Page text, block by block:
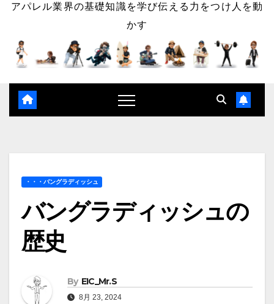
アパレル業界の基礎知識を学び伝える力をつけ人を動
かす
・・・バングラディッシュ
バングラディッシュの
歴史
By EIC_Mr.S
8月 23, 2024